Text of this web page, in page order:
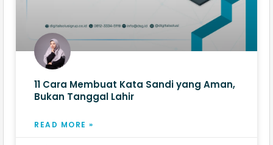
11 Cara Membuat Kata Sandi yang Aman,
Bukan Tanggal Lahir
READ MORE »